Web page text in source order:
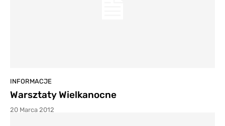
INFORMACJE
Warsztaty Wielkanocne
20 Marca 2012